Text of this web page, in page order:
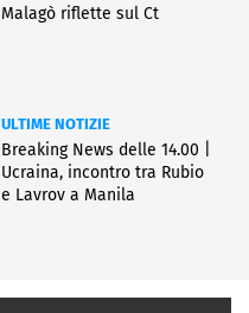
Malagò riflette sul Ct
ULTIME NOTIZIE
Breaking News delle 14.00 |
Ucraina, incontro tra Rubio
e Lavrov a Manila